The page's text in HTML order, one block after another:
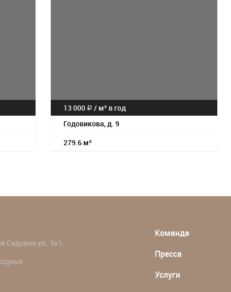
13 000 a / м² в год
Годовикова, д. 9
279.6 м²
Садовая ул., 5к1,
Команда
Пресса
Услуги